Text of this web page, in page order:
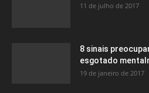
11 de julho de 2017
8 sinais
esgotado
19 de janeiro de 2017